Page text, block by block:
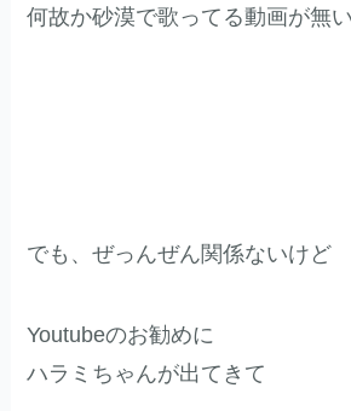
何故か砂漠で歌ってる動画が無
でも、ぜっんぜん関係ないけど
Youtubeのお勧めに
ハラミちゃんが出てきて